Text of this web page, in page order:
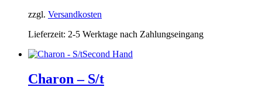
zzgl. Versandkosten
Lieferzeit: 2-5 Werktage nach Zahlungseingang
Second Hand
Charon – S/t